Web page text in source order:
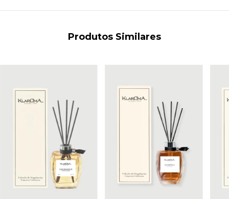
Produtos Similares